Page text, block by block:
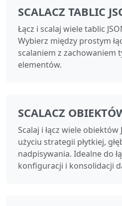
SCALACZ TABLIC
Łącz i scalaj wiele tablic
Wybierz między prostym
scalaniem z zachowaniem
elementów.
SCALACZ
Scalaj i łącz wiele obiektów
użyciu strategii płytkiej,
nadpisywania. Idealne do
konfiguracji i konsolidacji